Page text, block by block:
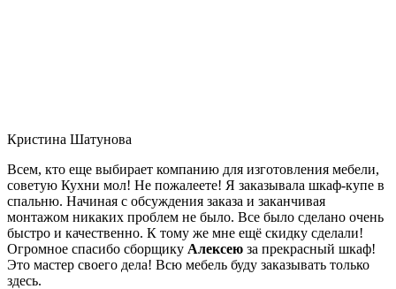
Кристина Шатунова
Всем, кто еще выбирает компанию для изготовления мебели,
советую Кухни мол! Не пожалеете! Я заказывала шкаф-купе в
спальню. Начиная с обсуждения заказа и заканчивая
монтажом никаких проблем не было. Все было сделано очень
быстро и качественно. К тому же мне ещё скидку сделали!
Огромное спасибо сборщику Алексею за прекрасный шкаф!
Это мастер своего дела! Всю мебель буду заказывать только
здесь.